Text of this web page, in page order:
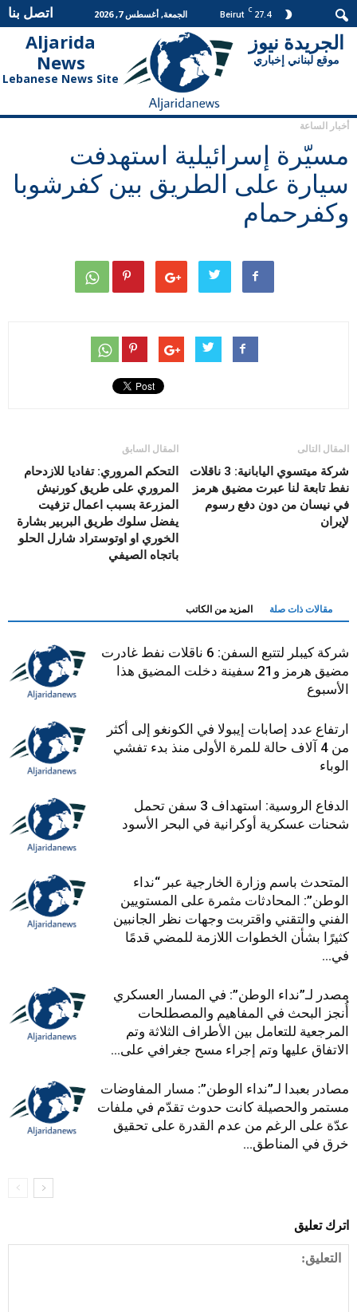
27.4
C
Beirut الجمعة, أغسطس 7, 2026 اتصل بنا
Aljarida
News
Lebanese News Site
الجريدة
نيوز
الجريدة نيوز
موقع لبناني إخباري
أخبار الساعة
مسيّرة إسرائيلية استهدفت
سيارة على الطريق بين كفرشوبا
وكفرحمام
المقال السابق
التحكم المروري: تفاديا للازدحام
المروري على طريق كورنيش
المزرعة بسبب اعمال تزفيت
يفضل سلوك طريق البربير بشارة
الخوري او اوتوستراد شارل الحلو
باتجاه الصيفي
المقال التالى
شركة ميتسوي اليابانية: 3 ناقلات
نفط تابعة لنا عبرت مضيق هرمز
في نيسان من دون دفع رسوم
لإيران
مقالات ذات صلة المزيد من الكاتب
شركة كيبلر لتتبع السفن: 6 ناقلات نفط غادرت
مضيق هرمز و21 سفينة دخلت المضيق هذا
الأسبوع
ارتفاع عدد إصابات إيبولا في الكونغو إلى أكثر
من 4 آلاف حالة للمرة الأولى منذ بدء تفشي
الوباء
الدفاع الروسية: استهداف 3 سفن تحمل
شحنات عسكرية أوكرانية في البحر الأسود
المتحدث باسم وزارة الخارجية عبر “نداء
الوطن”: المحادثات مثمرة على المستويين
الفني والتقني واقتربت وجهات نظر الجانبين
كثيرًا بشأن الخطوات اللازمة للمضي قدمًا
في...
مصدر لـ”نداء الوطن”: في المسار العسكري
أُنجز البحث في المفاهيم والمصطلحات
المرجعية للتعامل بين الأطراف الثلاثة وتم
الاتفاق عليها وتم إجراء مسح جغرافي على...
مصادر بعبدا لـ”نداء الوطن”: مسار المفاوضات
مستمر والحصيلة كانت حدوث تقدّم في ملفات
عدّة على الرغم من عدم القدرة على تحقيق
خرق في المناطق...
اترك تعليق